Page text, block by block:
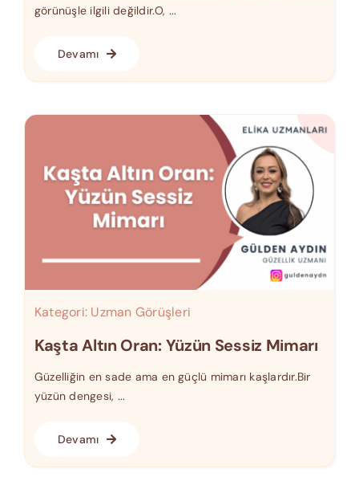
görünüşle ilgili değildir.O, ...
Devamı
Kategori: Uzman Görüşleri
Kaşta Altın Oran: Yüzün Sessiz Mimarı
Güzelliğin en sade ama en güçlü mimarı kaşlardır.Bir
yüzün dengesi, ...
Devamı